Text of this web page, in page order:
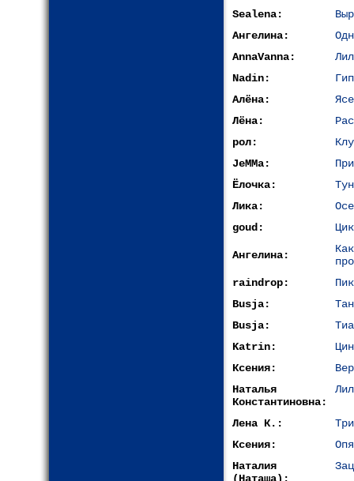
Sealena:
Ангелина:
AnnaVanna:
Nadin:
Алёна:
Лёна:
рол:
JeMMa:
Ёлочка:
Лика:
goud:
Ангелина:
raindrop:
Busja:
Busja:
Katrin:
Ксения:
Наталья
Константиновна:
Лена К.:
Ксения:
Наталия